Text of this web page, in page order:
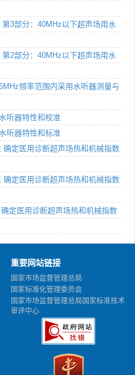
3部分：40MHz以下超声场用水
2部分：40MHz以下超声场用水
频率范围内采用水听器测量与
听器特性和校准
听器特性和标准
定医用诊断超声场热和机械指数
定医用诊断超声场热和机械指数
定医用诊断超声场热和机械指数
重要网站链接
国家市场监督管理总局
国家标准化管理委员会
国家市场监督管理总局国家标准技术
审评中心